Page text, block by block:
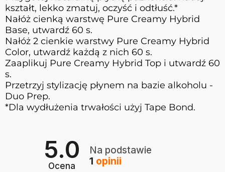
kształt, lekko zmatuj, oczyść i odtłuść.*
Nałóż cienką warstwę Pure Creamy Hybrid
Base, utwardź 60 s.
Nałóż 2 cienkie warstwy Pure Creamy Hybrid
Color, utwardź każdą z nich 60 s.
Zaaplikuj Pure Creamy Hybrid Top i utwardź 60
s.
Przetrzyj stylizację płynem na bazie alkoholu -
Duo Prep.
*Dla wydłużenia trwałości użyj Tape Bond.
5.0
Ocena
Na podstawie
1 opinii